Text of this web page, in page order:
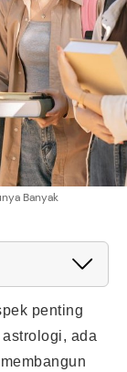
Banyak
penting
ada